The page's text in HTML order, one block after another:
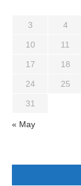
3 4
10 11
17 18
24 25
31
« May